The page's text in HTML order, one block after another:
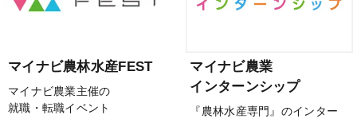
マイナビ農林水産FEST
マイナビ農業主催の
就職・転職イベント
マイナビ農業
インターンシップ
『農林水産専門』のインター